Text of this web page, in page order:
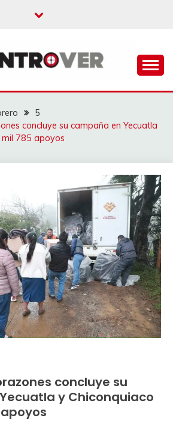
5
concluye su campaña en Yecuatla
785 apoyos
concluye su
y Chiconquiaco